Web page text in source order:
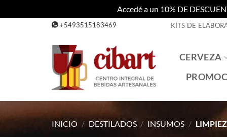
Accedé a un 10% DE
+5493515183469 KITS DE
CERVEZA
INICIO / DESTILADOS / INSUMOS /